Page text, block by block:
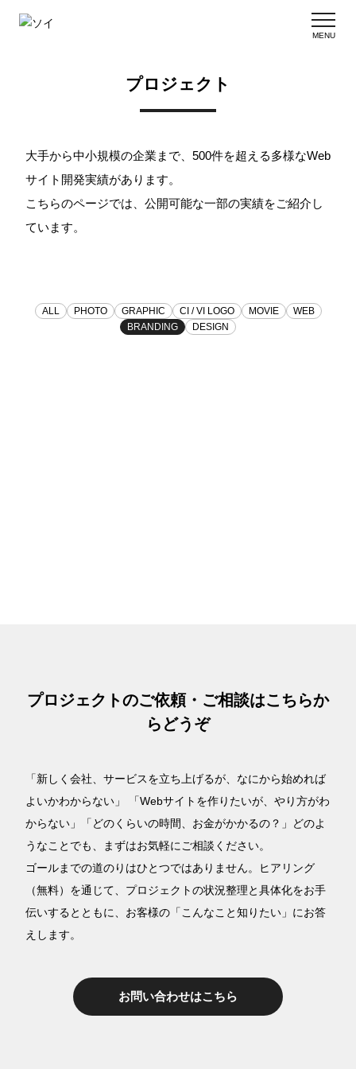
MENU
プロジェクト
大手から中小規模の企業まで、500件を超える多様なWeb
サイト開発実績があります。
こちらのページでは、公開可能な一部の実績をご紹介し
ています。
ALL PHOTO GRAPHIC CI / VI LOGO MOVIE
WEB
BRANDING
DESIGN
プロジェクトのご依頼・ご相談はこちらか
らどうぞ
「新しく会社、サービスを立ち上げるが、なにから始めれば
よいかわからない」 「Webサイトを作りたいが、やり方がわ
からない」「どのくらいの時間、お金がかかるの？」どのよ
うなことでも、まずはお気軽にご相談ください。
ゴールまでの道のりはひとつではありません。ヒアリング
（無料）を通じて、プロジェクトの状況整理と具体化をお手
伝いするとともに、お客様の「こんなこと知りたい」にお答
えします。
お問い合わせはこちら